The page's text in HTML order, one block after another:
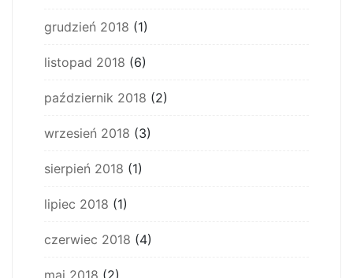
grudzień 2018 (1)
listopad 2018 (6)
październik 2018 (2)
wrzesień 2018 (3)
sierpień 2018 (1)
lipiec 2018 (1)
czerwiec 2018 (4)
maj 2018 (2)